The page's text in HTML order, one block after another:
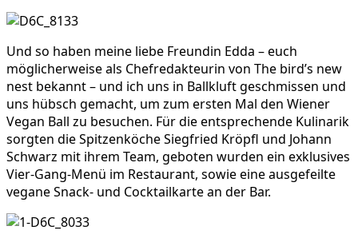
Und so haben meine liebe Freundin Edda – euch
möglicherweise als Chefredakteurin von The bird’s new
nest bekannt – und ich uns in Ballkluft geschmissen und
uns hübsch gemacht, um zum ersten Mal den Wiener
Vegan Ball zu besuchen. Für die entsprechende Kulinarik
sorgten die Spitzenköche Siegfried Kröpfl und Johann
Schwarz mit ihrem Team, geboten wurden ein exklusives
Vier-Gang-Menü im Restaurant, sowie eine ausgefeilte
vegane Snack- und Cocktailkarte an der Bar.